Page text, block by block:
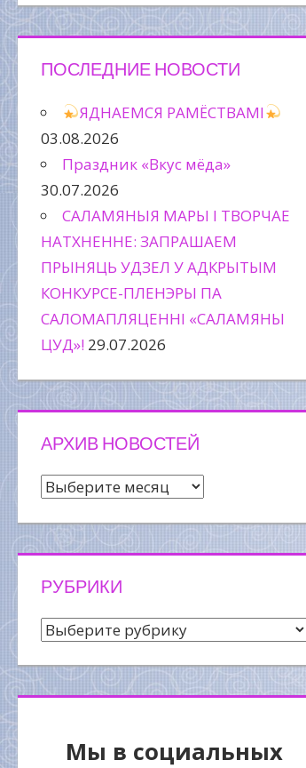
ПОСЛЕДНИЕ НОВОСТИ
ЯДНАЕМСЯ РАМЁСТВАМІ
03.08.2026
Праздник «Вкус мёда»
30.07.2026
САЛАМЯНЫЯ МАРЫ І ТВОРЧАЕ
НАТХНЕННЕ: ЗАПРАШАЕМ
ПРЫНЯЦЬ УДЗЕЛ У АДКРЫТЫМ
КОНКУРСЕ-ПЛЕНЭРЫ ПА
САЛОМАПЛЯЦЕННІ «САЛАМЯНЫ
ЦУД»! 29.07.2026
АРХИВ НОВОСТЕЙ
Архив
РУБРИКИ
Рубрики
Мы в социальных